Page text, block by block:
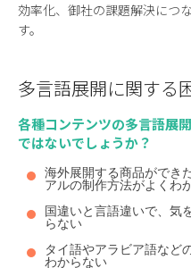
効率化、御社の課題解決につ
す。
多言語展開に関する
各種コンテンツの多言語展
ではないでしょうか？
海外展開する商品ができ
アルの制作方法がよくわ
国違いと言語違いで、気
らない
タイ語やアラビア語など
わからない